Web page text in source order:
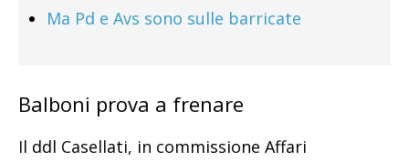
Ma Pd e Avs sono sulle barricate
Balboni prova a frenare
Il ddl Casellati, in commissione Affari